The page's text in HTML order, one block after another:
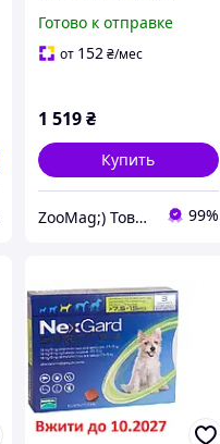
паразитов для собак S
(3.5-7.5 кг) упаковка 3
Готово к отправке
от 152₴/мес
1 519₴
Купить
ZooMag;) Товары для животных 99%